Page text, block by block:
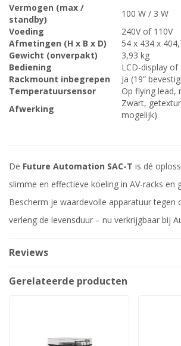
Vermogen (max /
standby)
100 W / 3 W
Voeding
240V of 110V
Afmetingen (H x B x D)
54 x 434 x
Gewicht (onverpakt)
3,93 kg
Bediening
LCD-display of
Rackmount inbegrepen
Ja (19”
Temperatuursensor
Op flying lead,
Afwerking
Zwart,
mogelijk)
De Future Automation SAC-T is dé
slimme en effectieve koeling in AV-racks en
Bescherm je waardevolle apparatuur tegen
verleng de levensduur – nu verkrijgbaar bij
Reviews
Gerelateerde producten